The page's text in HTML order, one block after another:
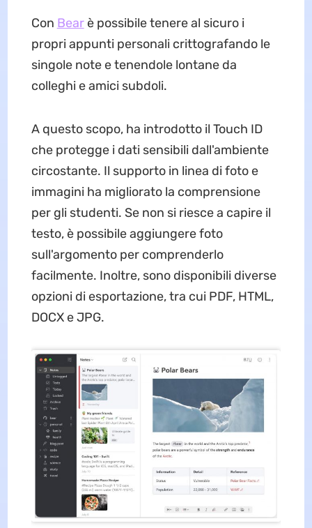
Con Bearè possibile tenere al sicuro i
propri appunti personali crittografando le
singole note e tenendole lontane da
colleghi e amici subdoli.
A questo scopo, ha introdotto il Touch ID
che protegge i dati sensibili dall'ambiente
circostante. Il supporto in linea di foto e
immagini ha migliorato la comprensione
per gli studenti. Se non si riesce a capire il
testo, è possibile aggiungere foto
sull'argomento per comprenderlo
facilmente. Inoltre, sono disponibili diverse
opzioni di esportazione, tra cui PDF, HTML,
DOCX e JPG.